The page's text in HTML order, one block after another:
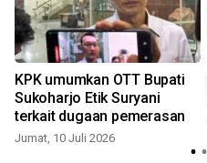
KPK umumkan OTT Bupati
Sukoharjo Etik Suryani
terkait dugaan pemerasan
Jumat, 10 Juli 2026